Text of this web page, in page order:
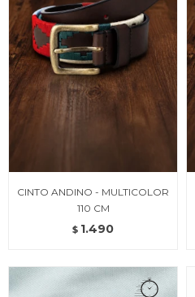
CINTO ANDINO - MULTICOLOR
110 CM
$ 1.490